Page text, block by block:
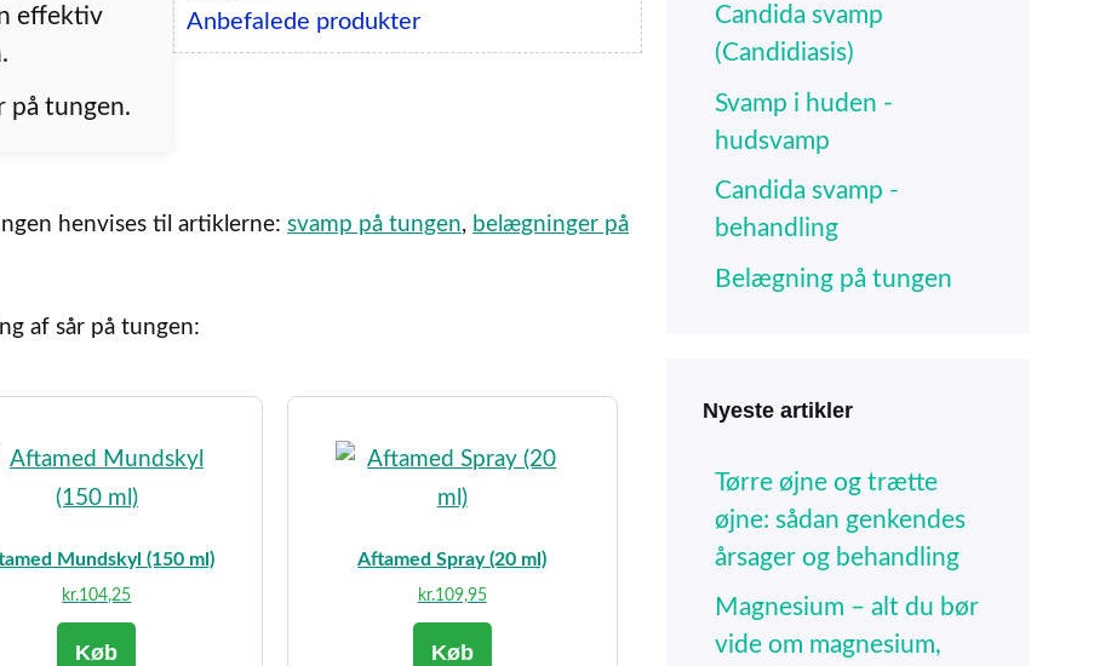
effektiv
på tungen.
Anbefalede produkter
henvises til artiklerne: svamp på tungen, belægninger på
af sår på tungen:
Mundskyl (150 ml)
kr.104,25
Køb
Aftamed Spray (20 ml)
kr.109,95
Køb
Candida svamp
(Candidiasis)
Svamp i huden -
hudsvamp
Candida svamp -
behandling
Belægning på tungen
Nyeste artikler
Tørre øjne og trætte
øjne: sådan genkendes
årsager og behandling
Magnesium – alt du bør
vide om magnesium,